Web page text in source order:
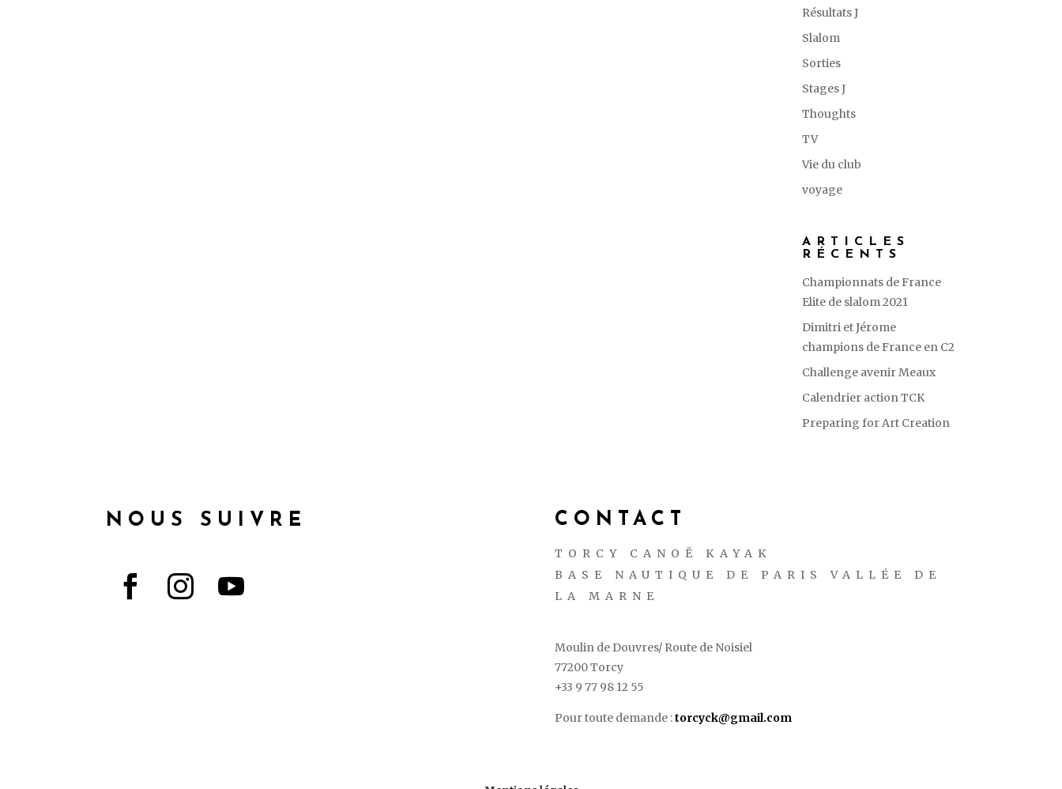
Résultats J
Slalom
Sorties
Stages J
Thoughts
TV
Vie du club
voyage
ARTICLES
RÉCENTS
Championnats de France
Elite de slalom 2021
Dimitri et Jérome
champions de France en C2
Challenge avenir Meaux
Calendrier action TCK
Preparing for Art Creation
NOUS SUIVRE
  
CONTACT
TORCY CANOË KAYAK
BASE NAUTIQUE DE PARIS VALLÉE DE
LA MARNE
Moulin de Douvres/ Route de Noisiel
77200 Torcy
+33 9 77 98 12 55
Pour toute demande :torcyck@gmail.com